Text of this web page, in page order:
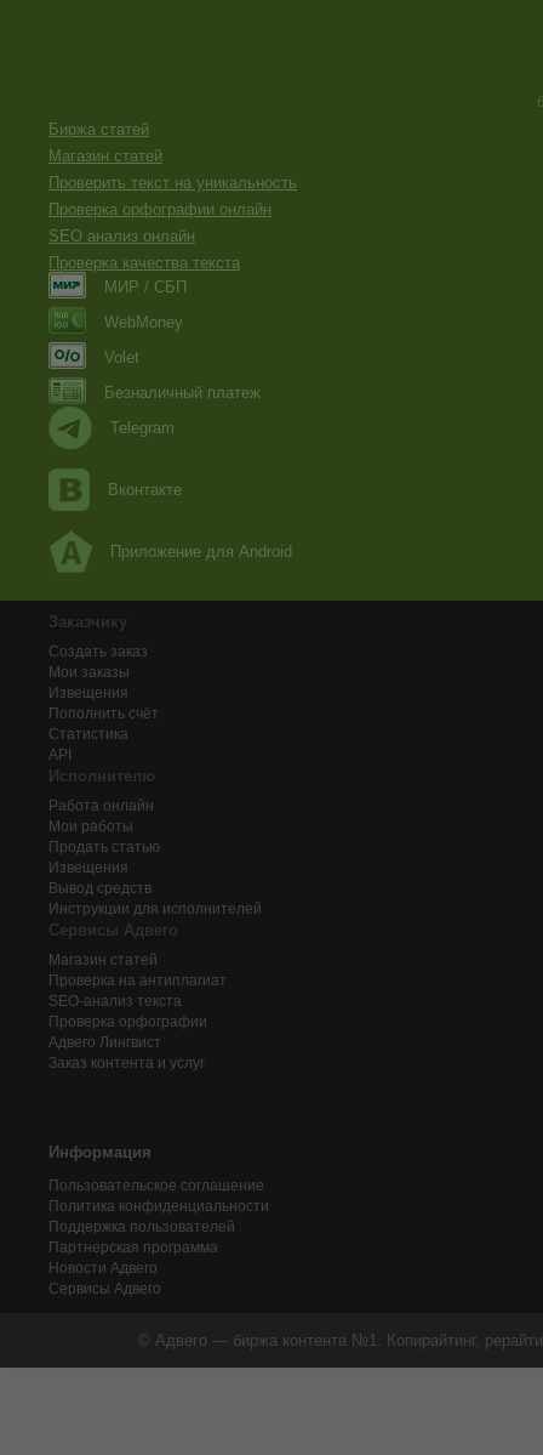
Биржа статей
Магазин статей
Проверить текст на уникальность
Проверка орфографии онлайн
SEO анализ онлайн
Проверка качества текста
МИР / СБП
WebMoney
Volet
Безналичный платеж
Telegram
Вконтакте
Приложение для Android
Заказчику
Создать заказ
Мои заказы
Извещения
Пополнить счёт
Статистика
API
Исполнителю
Работа онлайн
Мои работы
Продать статью
Извещения
Вывод средств
Инструкции для исполнителей
Сервисы Адвего
Магазин статей
Проверка на антиплагиат
SEO-анализ текста
Проверка орфографии
Адвего Лингвист
Заказ контента и услуг
Информация
Пользовательское соглашение
Политика конфиденциальности
Поддержка пользователей
Партнерская программа
Новости Адвего
Сервисы Адвего
© Адвего — биржа контента №1. Копирайтинг,